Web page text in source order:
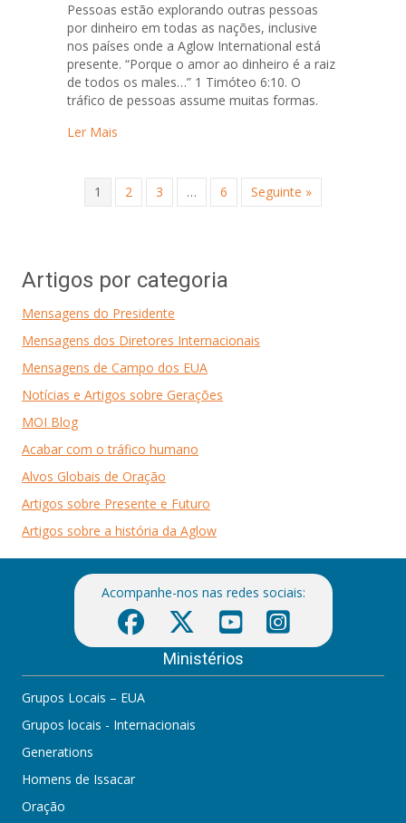
Pessoas estão explorando outras pessoas
por dinheiro em todas as nações, inclusive
nos países onde a Aglow International está
presente. “Porque o amor ao dinheiro é a raiz
de todos os males…” 1 Timóteo 6:10. O
tráfico de pessoas assume muitas formas.
Ler Mais
1 2 3 … 6 Seguinte »
Artigos por categoria
Mensagens do Presidente
Mensagens dos Diretores Internacionais
Mensagens de Campo dos EUA
Notícias e Artigos sobre Gerações
MOI Blog
Acabar com o tráfico humano
Alvos Globais de Oração
Artigos sobre Presente e Futuro
Artigos sobre a história da Aglow
Acompanhe-nos nas redes sociais:
Ministérios
Grupos Locais – EUA
Grupos locais - Internacionais
Generations
Homens de Issacar
Oração